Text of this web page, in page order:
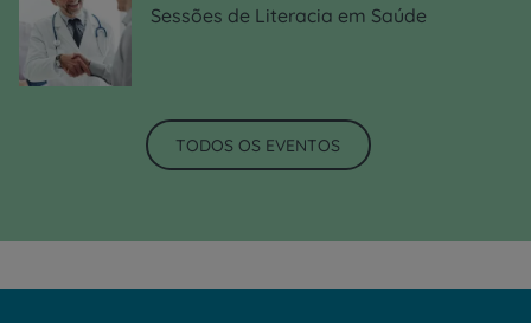
Sessões de Literacia em Saúde
TODOS OS EVENTOS